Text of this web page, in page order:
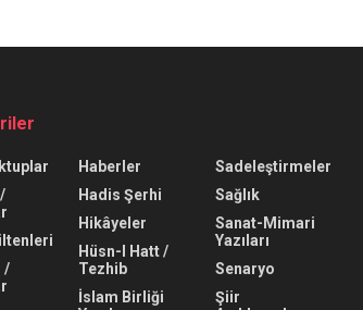
/
Haberler
Hadis Şerhi
Hikâyeler
Hüsn-I Hatt /
Tezhib
İslam Birliği
Sadeleştirmeler
Sağlık
Sanat-Mimari
Yazıları
Senaryo
Şiir